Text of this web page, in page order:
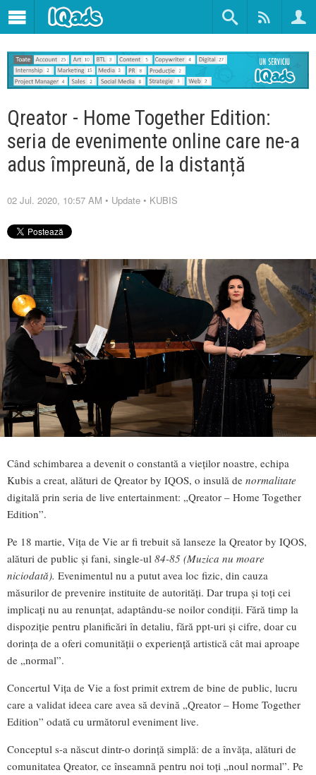
Qreator - Home Together Edition:
seria de evenimente online care ne-a
adus împreună, de la distanță
02 Jul. 2020, 10:57 AM • Update • KUBIS
Când schimbarea a devenit o constantă a vieților noastre, echipa
Kubis a creat, alături de Qreator by IQOS, o insulă de normalitate
digitală prin seria de live entertainment: „Qreator – Home Together
Edition”.
Pe 18 martie, Vița de Vie ar fi trebuit să lanseze la Qreator by IQOS,
alături de public și fani, single-ul 84-85 (Muzica nu moare
niciodată). Evenimentul nu a putut avea loc fizic, din cauza
măsurilor de prevenire instituite de autorități. Dar trupa și toți cei
implicați nu au renunțat, adaptându-se noilor condiții. Fără timp la
dispoziție pentru planificări în detaliu, fără ppt-uri și cifre, doar cu
dorința de a oferi comunității o experiență artistică cât mai aproape
de „normal”.
Concertul Vița de Vie a fost primit extrem de bine de public, lucru
care a validat ideea care avea să devină „Qreator – Home Together
Edition” odată cu următorul eveniment live.
Conceptul s-a născut dintr-o dorință simplă: de a învăța, alături de
comunitatea Qreator, ce înseamnă pentru noi toți „noul normal”. Pe